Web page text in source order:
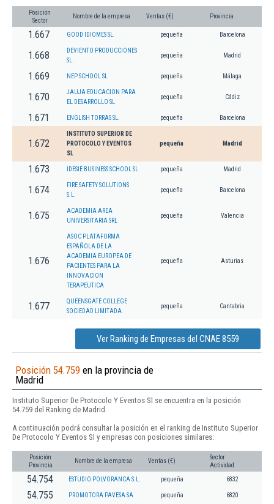
Posición
Sector
Nombre de la empresa Ventas (€) Provincia
1.667 GOOD IDIOMES SL. pequeña Barcelona
1.668
DEVIENTO PRODUCCIONES
SL.
pequeña Madrid
1.669 NEP SCHOOL SL pequeña Málaga
1.670
JAUJA EDUCACION PARA
EL DESARROLLO SL
pequeña Cádiz
1.671 ENGLISH TORRAS SL. pequeña Barcelona
1.672
INSTITUTO SUPERIOR DE
PROTOCOLO Y EVENTOS
SL
pequeña Madrid
1.673 IDESIE BUSINESS SCHOOL SL pequeña Madrid
1.674
FIRE SAFETY SOLUTIONS
S.L.
pequeña Barcelona
1.675
ACADEMIA AREA
UNIVERSITARIA SRL
pequeña Valencia
1.676
ASOC PLATAFORMA
ESPAÑOLA DE LA
ACADEMIA EUROPEA DE
PACIENTES PARA LA
INNOVACION
TERAPEUTICA
pequeña Asturias
1.677
QUEENSGATE COLLEGE
SOCIEDAD LIMITADA.
pequeña Cantabria
Ver Ranking de Empresas del CNAE 8559
Posición 54.759 en la provincia de
Madrid
Instituto Superior De Protocolo Y Eventos Sl se encuentra en la posición
54.759 del Ranking de Madrid.
A continuación podrá consultar la posición en el ranking de Instituto Superior
De Protocolo Y Eventos Sl y empresas con posiciones similares:
Posición
Provincia
Nombre de la empresa Ventas (€)
Sector
Actividad
54.754 ESTUDIO POLVORANCA S.L. pequeña 6832
54.755 PROMOTORA PAVESA SA pequeña 6820